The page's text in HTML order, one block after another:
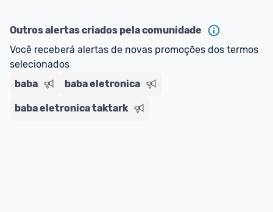
Outros alertas criados pela comunidade
Você receberá alertas de novas promoções dos termos
selecionados
baba
baba eletronica
baba eletronica taktark